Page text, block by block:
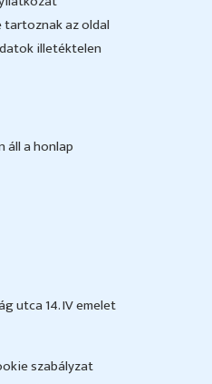
az oldal
illetéktelen
áll a honlap
utca 14. IV emelet
szabályzat